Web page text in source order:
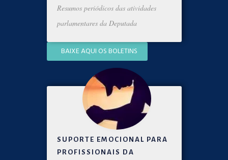
Resumos periódicos das atividades
parlamentares da Deputada
BAIXE AQUI OS BOLETINS
SUPORTE EMOCIONAL PARA
PROFISSIONAIS DA